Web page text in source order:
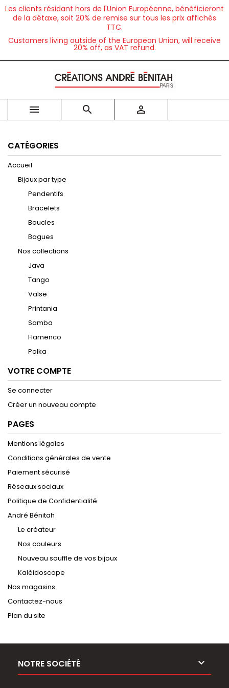
Les clients résidant hors de l'Union Européenne, bénéficieront
de la détaxe, soit 20% de remise sur tous les prix affichés
TTC.
Customers living outside of the European Union, will receive
20% off, as VAT refund.
  
CATÉGORIES
Accueil
Bijoux par type
Pendentifs
Bracelets
Boucles
Bagues
Nos collections
Java
Tango
Valse
Printania
Samba
Flamenco
Polka
VOTRE COMPTE
Se connecter
Créer un nouveau compte
PAGES
Mentions légales
Conditions générales de vente
Paiement sécurisé
Réseaux sociaux
Politique de Confidentialité
André Bénitah
Le créateur
Nos couleurs
Nouveau souffle de vos bijoux
Kaléidoscope
Nos magasins
Contactez-nous
Plan du site
NOTRE SOCIÉTÉ 